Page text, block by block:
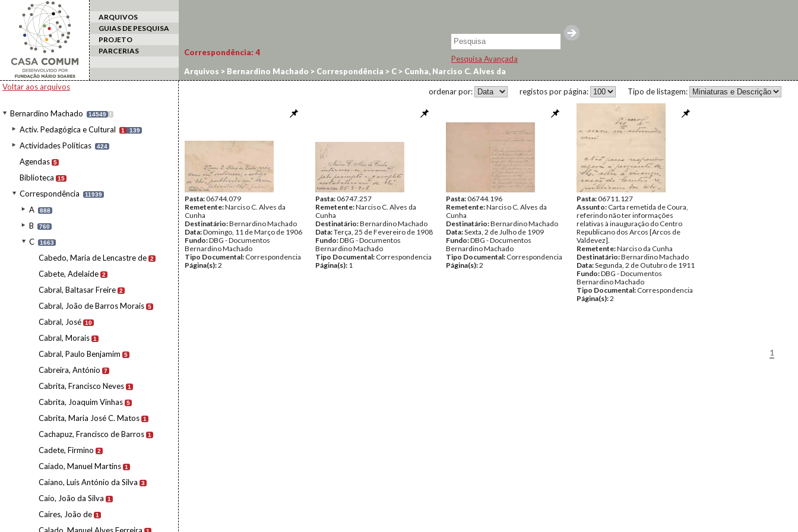
ARQUIVOS
GUIAS DE PESQUISA
PROJETO
PARCERIAS
Pesquisa Avançada
Voltar aos arquivos
Bernardino Machado 14549 I
Activ. Pedagógica e Cultural 1 139
Actividades Políticas 424
Agendas 5
Biblioteca 15
Correspondência 11939
A 888
B 760
C 1663
Cabedo, Maria de Lencastre de 2
Cabete, Adelaide 2
Cabral, Baltasar Freire 2
Cabral, João de Barros Morais 5
Cabral, José 10
Cabral, Morais 1
Cabral, Paulo Benjamim 5
Cabreira, António 7
Cabrita, Francisco Neves 1
Cabrita, Joaquim Vinhas 5
Cabrita, Maria José C. Matos 1
Cachapuz, Francisco de Barros 1
Cadete, Firmino 2
Caiado, Manuel Martins 1
Caiano, Luís António da Silva 3
Caio, João da Silva 1
Caires, João de 1
Correspondência: 4
Arquivos > Bernardino Machado > Correspondência > C > Cunha, Narciso C. Alves da
Tipo de listagem:
registos por página:
ordenar por:
Pasta:06744.079
Remetente:Narciso C. Alves da
Cunha
Destinatário:Bernardino Machado
Data:Domingo, 11 de Março de 1906
Fundo:DBG - Documentos
Bernardino Machado
Tipo Documental: Correspondencia
Página(s):2
Pasta:06747.257
Remetente:Narciso C. Alves da
Cunha
Destinatário:Bernardino Machado
Data:Terça, 25 de Fevereiro de 1908
Fundo:DBG - Documentos
Bernardino Machado
Tipo Documental: Correspondencia
Página(s): 1
Pasta:06744.196
Remetente:Narciso C. Alves da
Cunha
Destinatário:Bernardino Machado
Data:Sexta, 2 de Julho de 1909
Fundo:DBG - Documentos
Bernardino Machado
Tipo Documental: Correspondencia
Página(s):2
Pasta:06711.127
Assunto: Carta remetida de Coura,
referindo não ter informações
relativas à inauguração do Centro
Republicano dos Arcos [Arcos de
Valdevez].
Remetente:Narciso da Cunha
Destinatário:Bernardino Machado
Data:Segunda, 2 de Outubro de 1911
Fundo:DBG - Documentos
Bernardino Machado
Tipo Documental: Correspondencia
Página(s):2
1